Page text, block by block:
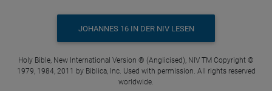
JOHANNES 16 IN DER NIV LESEN
Holy Bible, New International Version ® (Anglicised), NIV TM Copyright ©
1979, 1984, 2011 by Biblica, Inc. Used with permission. All rights reserved
worldwide.